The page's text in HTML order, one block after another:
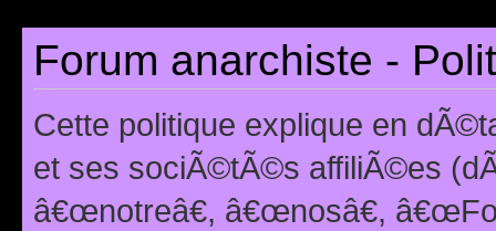
Forum anarchiste -
Cette politique explique en
et ses sociÃ©tÃ©s affiliÃ©es
â€œnotreâ€, â€œnosâ€,